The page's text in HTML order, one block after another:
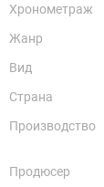
Хронометраж
Жанр
Вид
Страна
Производство
Продюсер